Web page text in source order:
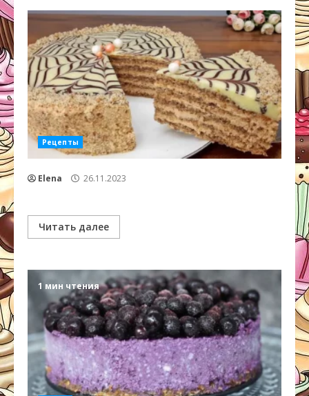
Рецепты
Elena 26.11.2023
Читать далее
1 мин чтения